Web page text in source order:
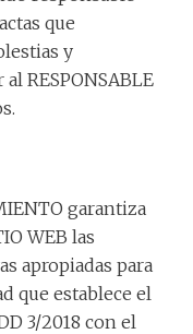
que
y
RESPONSABLE
garantiza
WEB las
apropiadas para
que establece el
3/2018 con el